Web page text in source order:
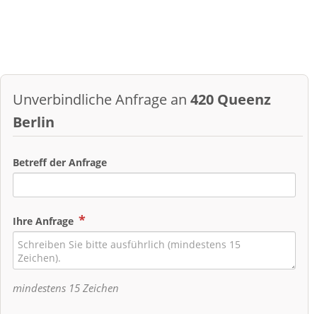
Unverbindliche Anfrage an 420 Queenz
Berlin
Betreff der Anfrage
Ihre Anfrage
mindestens 15 Zeichen